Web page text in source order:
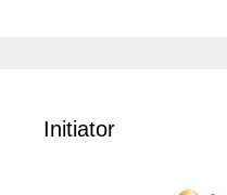
Initiator